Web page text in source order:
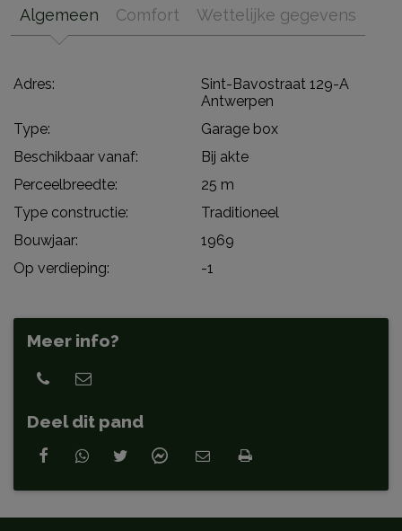
Algemeen Comfort Wettelijke gegevens
Adres:
Sint-Bavostraat 129-A
Antwerpen
Type:
Garage box
Beschikbaar vanaf:
Bij akte
Perceelbreedte:
25 m
Type constructie:
Traditioneel
Bouwjaar:
1969
Op verdieping:
-1
Meer info?
Deel dit pand